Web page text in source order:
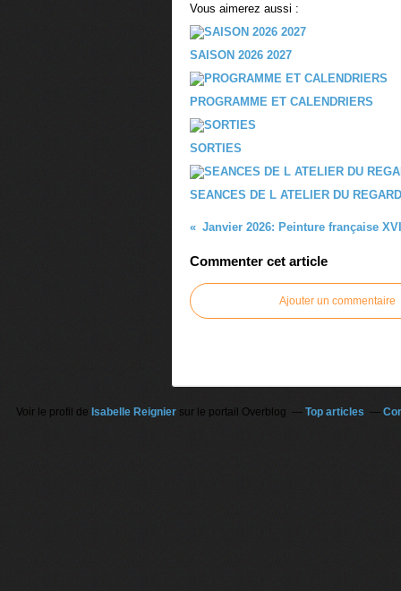
Vous aimerez aussi :
SAISON 2026 2027
PROGRAMME ET CALENDRIERS
SORTIES
SEANCES DE L ATELIER DU
Janvier 2026: Peinture française
Commenter cet article
Ajouter un commentaire
Voir le profil de Isabelle Reignier sur le portail Overblog Top articles